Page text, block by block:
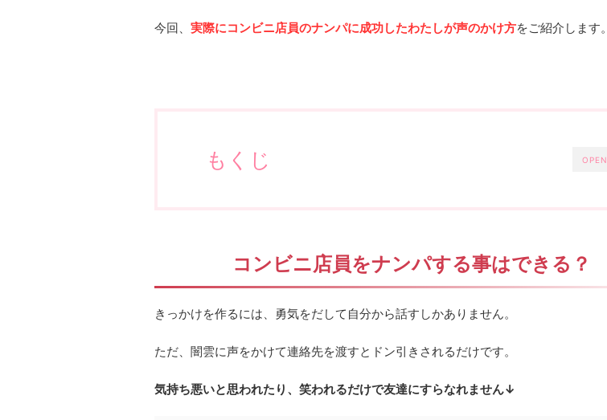
今回、 実際にコンビニ店員のナンパに成功したわたしが声のかけ方をご紹介します。
OPEN
もくじ
コンビニ店員をナンパする事はできる？
きっかけを作るには、勇気をだして自分から話すしかありません。
ただ、闇雲に声をかけて連絡先を渡すとドン引きされるだけです。
気持ち悪いと思われたり、笑われるだけで友達にすらなれません↓